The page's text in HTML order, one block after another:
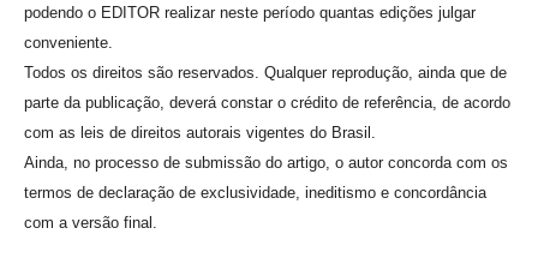
podendo o EDITOR realizar neste período quantas edições julgar
conveniente.
Todos os direitos são reservados. Qualquer reprodução, ainda que de
parte da publicação, deverá constar o crédito de referência, de acordo
com as leis de direitos autorais vigentes do Brasil.
Ainda, no processo de submissão do artigo, o autor concorda com os
termos de declaração de exclusividade, ineditismo e concordância
com a versão final.